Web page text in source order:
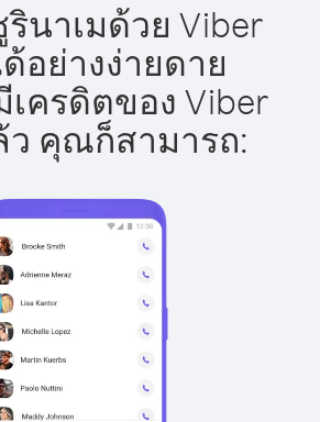
นาเมด้วย Viber
อย่างง่ายดาย
ครดิตของ Viber
ว คุณก็สามารถ: